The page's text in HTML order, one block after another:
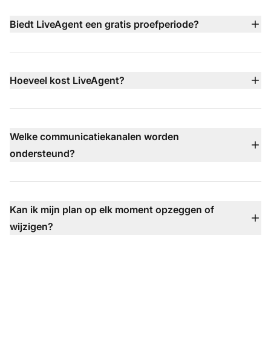
documenten om veelgestelde vragen direct te
gesprek over aan uw menselijke agents met de
Biedt LiveAgent een gratis proefperiode?
u alle functies kunt testen voordat u zich vastlegt op een
Hoeveel kost LiveAgent?
niveaus beschikbaar, waaronder Small, Medium, Large
en Enterprise plannen — elk met meer geavanceerde
SLA en dedicated support.
Welke communicatiekanalen worden
ondersteund?
WhatsApp, Viber, Telegram, contactformulieren,
kennisbank en meer — allemaal verenigd in één inbox
Kan ik mijn plan op elk moment opzeggen of
wijzigen?